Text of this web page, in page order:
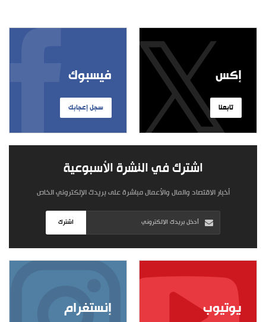
فيسبوك
سجل إعجابك
إكس
تابعنا
اشترك في النشرة الأسبوعية
أخبار الاقتصاد والمال والأعمال مباشرة على بريدك الإلكتروني الخاص
اشترك
إنستغرام يوتيوب